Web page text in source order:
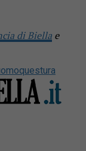
di Biella e
questura